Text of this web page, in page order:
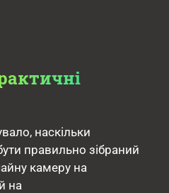
наскільки
правильно зібраний
камеру на
на